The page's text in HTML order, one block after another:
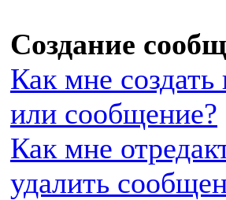
Создание
Как мне
или сообщение?
Как мне
удалить